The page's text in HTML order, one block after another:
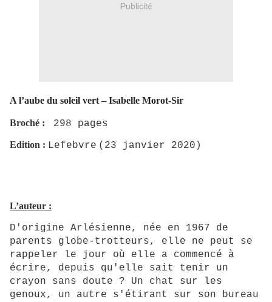
Publicité
A l’aube du soleil vert – Isabelle Morot-Sir
Broché : 298 pages
Edition : Lefebvre (23 janvier 2020)
L’auteur :
D'origine Arlésienne, née en 1967 de
parents globe-trotteurs, elle ne peut se
rappeler le jour où elle a commencé à
écrire, depuis qu'elle sait tenir un
crayon sans doute ? Un chat sur les
genoux, un autre s'étirant sur son bureau